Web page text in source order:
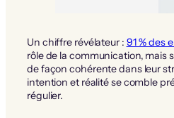
Un chiffre révélateur : 91 % des
rôle de la communication, mais
de façon cohérente dans leur
intention et réalité se comble
régulier.